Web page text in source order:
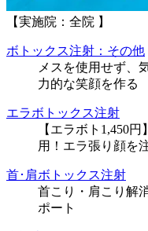
【実施院：全院 】
ボトックス注射：その他
メスを使用せず、
力的な笑顔を作る
エラボトックス注射
【エラボト1,450
用！エラ張り顔を
首･肩ボトックス注射
首こり・肩こり解
ポート